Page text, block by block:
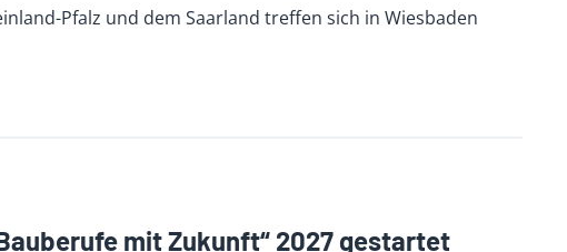
Pfalz und dem Saarland treffen sich in Wiesbaden
mit Zukunft“ 2027 gestartet